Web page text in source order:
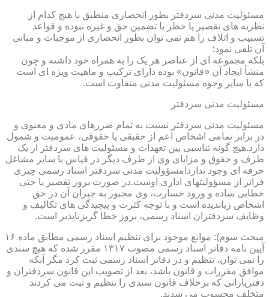
مسئولیت مدنی سردفتر بطور انحصاری منطبق با هیچ کدام از
نظریه های تقصیر یا خطر یا تضمین حق و غیره نبوده و قواعد
تسبیب و اتلاف را هم نمی توان بطور انحصاری از موجبات و مبانی
آن تلقی نمود؛
بلکه مجموعه ای از عناصر هر یک را به همراه خود داشته و چون
منشأ ایجاد آن «قانون» بوده دارای ترکیب و ماهیت ویژه ای است
که با سایر وجوه مسئولیت مدنی متفاوت است.
مسئولیت مدنی سردفتر
مسئولیت مدنی سردفتر نسبت به تمام ضررهای مادی و معنوی و
در برابر تمامی اشخاص اعم از حقیقی یا حقوقی، عمومیت و شمول
دارد.هیچ گونه تناسبی بین تعهدات و مسئولیت های سردفتر از یک
طرف و حقوق و مزایای وی از طرف دیگر در قیاس با سایر مشاغل
حرفه ای وجود ندارد!مسؤولیت مدنی سردفتر اسناد رسمی چیزی
فراتر از مسؤولیتهای اداری اوست.در صورت بروز تقصیر یا حتی
خطایی ساده و ورود خسارت، وی مجبور به جبران آن در حق
اشخاص زیاندیده است و با توجه کثرت و پیچیدگی های تکالیف و
وظایف سردفتران اسناد رسمی، بروز خطا گریزناپذیر است.
مبحث سوم): موانع موجود برای تنظیم اسناد رسمی مطابق ماده ۱۶
آیین نامه دفاتر اسناد رسمی مصوب ۱۳۱۷ مقرر شده که هیچ سندی
را نمی توان، تنظیم و در دفاتر اسناد رسمی ثبت کرد مگر آنکه
موافق مقررات و قانون باشد، بعد از تصویب این قانون سردفتران و
دفتریارانی که برخلاف قانون سندی را تنظیم و ثبت می کردند
متخلف محسوب می شدند.